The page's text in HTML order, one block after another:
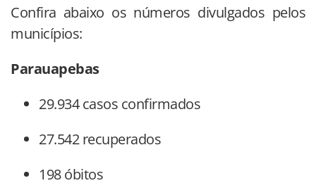
Confira abaixo os números divulgados pelos
municípios:
Parauapebas
29.934 casos confirmados
27.542 recuperados
198 óbitos